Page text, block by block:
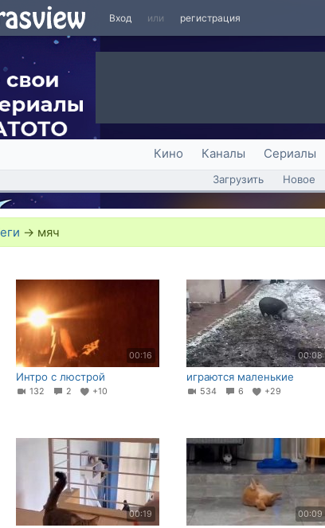
Вход или регистрация
Кино Каналы Сериалы
Загрузить Новое
→ мяч
00:16
Интро с люстрой
132 2 +10
00:08
играются маленькие
534 6 +29
00:19 00:09